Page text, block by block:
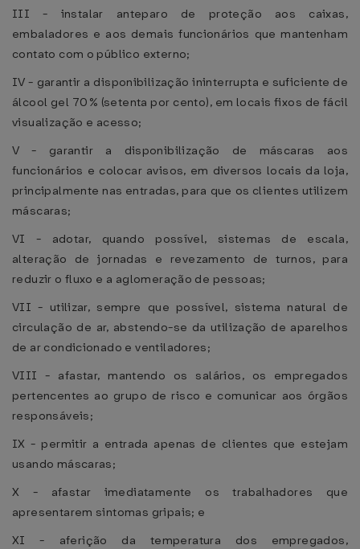
III - instalar anteparo de proteção aos caixas,
embaladores e aos demais funcionários que mantenham
contato com o público externo;
IV - garantir a disponibilização ininterrupta e suficiente de
álcool gel 70% (setenta por cento), em locais fixos de fácil
visualização e acesso;
V - garantir a disponibilização de máscaras aos
funcionários e colocar avisos, em diversos locais da loja,
principalmente nas entradas, para que os clientes utilizem
máscaras;
VI - adotar, quando possível, sistemas de escala,
alteração de jornadas e revezamento de turnos, para
reduzir o fluxo e a aglomeração de pessoas;
VII - utilizar, sempre que possível, sistema natural de
circulação de ar, abstendo-se da utilização de aparelhos
de ar condicionado e ventiladores;
VIII - afastar, mantendo os salários, os empregados
pertencentes ao grupo de risco e comunicar aos órgãos
responsáveis;
IX - permitir a entrada apenas de clientes que estejam
usando máscaras;
X - afastar imediatamente os trabalhadores que
apresentarem sintomas gripais; e
XI - aferição da temperatura dos empregados,